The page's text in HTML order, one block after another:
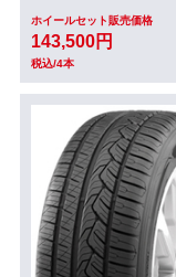
ホイールセット販売価格
143,500円
税込/4本